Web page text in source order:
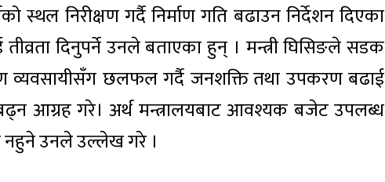
निरीक्षण गर्दै निर्माण गति बढाउन निर्देशन दिएका
दिनुपर्ने उनले बताएका हुन् । मन्त्री घिसिङले सडक
व्यवसायीसँग छलफल गर्दै जनशक्ति तथा उपकरण बढाई
आग्रह गरे। अर्थ मन्त्रालयबाट आवश्यक बजेट उपलब्ध
उनले उल्लेख गरे ।